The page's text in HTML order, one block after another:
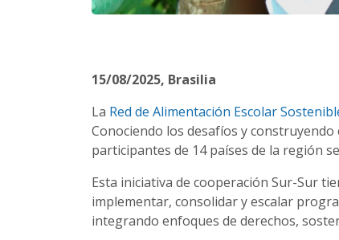
15/08/2025, Brasilia
La Red de Alimentación Escolar
Conociendo los desafíos y
participantes de 14 países de la región
Esta iniciativa de cooperación Sur-Sur
implementar, consolidar y escalar
integrando enfoques de derechos,